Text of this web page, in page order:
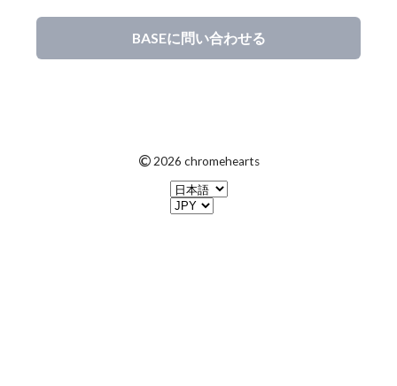
BASEに問い合わせる
© 2026 chromehearts